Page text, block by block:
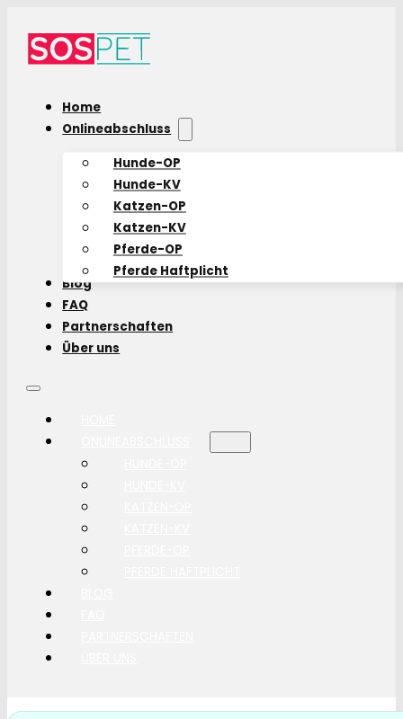
Home
Onlineabschluss
Hunde-OP
Hunde-KV
Katzen-OP
Katzen-KV
Pferde-OP
Pferde Haftplicht
Blog
FAQ
Partnerschaften
Über uns